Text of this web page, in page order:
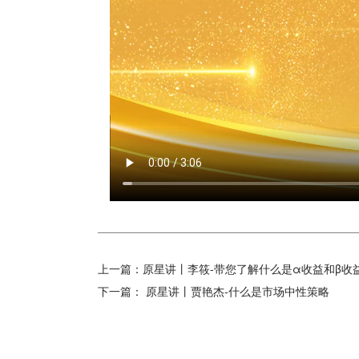
上一篇： 原星讲丨李筱-带您了解什么是α收益和β收
下一篇： 原星讲丨贾艳杰-什么是市场中性策略